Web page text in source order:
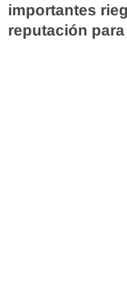
importantes
reputación